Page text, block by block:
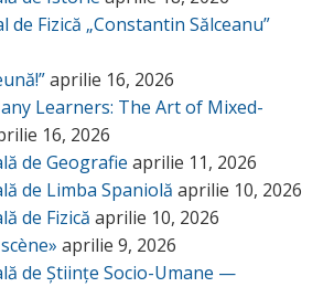
Fizică „Constantin Sălceanu”
aprilie 16, 2026
Learners: The Art of Mixed-
16, 2026
de Geografie aprilie 11, 2026
de Limba Spaniolă aprilie 10, 2026
de Fizică aprilie 10, 2026
aprilie 9, 2026
de Științe Socio-Umane —